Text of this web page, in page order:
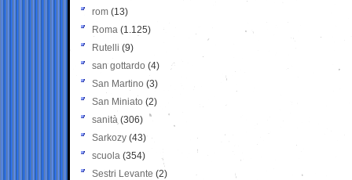
rom (13)
Roma (1.125)
Rutelli (9)
san gottardo (4)
San Martino (3)
San Miniato (2)
sanità (306)
Sarkozy (43)
scuola (354)
Sestri Levante (2)